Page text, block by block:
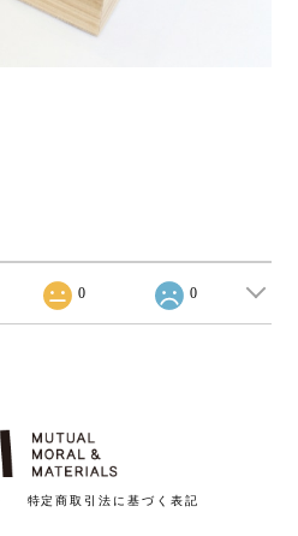
0 0
特定商取引法に基づく表記